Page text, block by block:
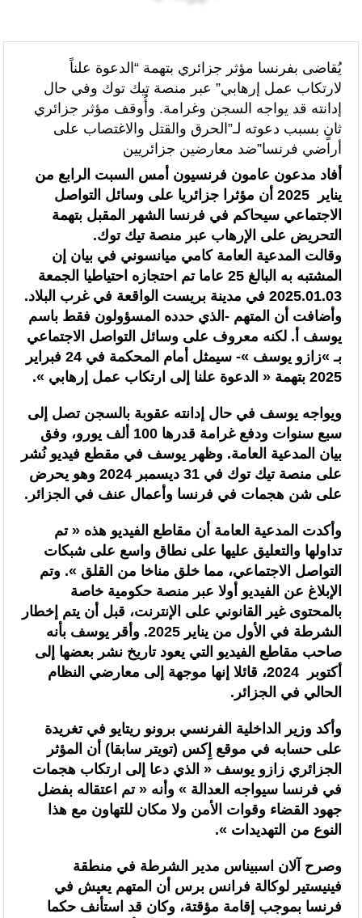
شمال إفريقيا والساحل وغرب إفريقيا (ANSCO) .(بيان صحفي )
قراءة سوسيولوجية :أزمة العبور الجماعي الأخيرة نحو سبتة تكشف عن موت
التاطير الحزبي وهيمنة الخوارزميات والصفحات الافتراضية
القوات المسلحة الملكية .. جاهزية عملياتية وتدخلات جوية منسقة لمكافحة
حرائق الغابات
تدبير ملف الهجرة “مسؤولية مشتركة” والمغرب “تحمل دوما نصيبه منها”
(مصدر حكومي)
برقية تهنئة إلى جلالة الملك من المدير العام لمنظمة “إيسيسكو” بمناسبة عيد
العرش المجيد
المنتخب المغربي للسيدات يتأهل إلى ربع النهائي عقب تعادله أمام نظيره
السنغالي (0-0)
يُقاضى بفرنسا مؤثر جزائري بتهمة “الدعوة علناً
لارتكاب عمل إرهابي” عبر منصة تيك توك وفي حال
إدانته قد يواجه السجن وغرامة. وأُوقف مؤثر جزائري
ثانٍ بسبب دعوته لـ”الحرق والقتل والاغتصاب على
أراضي فرنسا”ضد معارضين جزائريين
أفاد مدعون عامون فرنسيون أمس السبت الرابع من
يناير 2025 أن مؤثرا جزائريا على وسائل التواصل
الاجتماعي سيحاكم في فرنسا الشهر المقبل بتهمة
التحريض على الإرهاب عبر منصة تيك توك.
وقالت المدعية العامة كامي ميانسوني في بيان إن
المشتبه به البالغ 25 عاما تم احتجازه احتياطيا الجمعة
2025.01.03 في مدينة بريست الواقعة في غرب البلاد.
وأضافت أن المتهم -الذي حدده المسؤولون فقط باسم
يوسف أ. لكنه معروف على وسائل التواصل الاجتماعي
بـ »زازو يوسف »- سيمثل أمام المحكمة في 24 فبراير
2025 بتهمة « الدعوة علنا إلى ارتكاب عمل إرهابي ».
ويواجه يوسف في حال إدانته عقوبة بالسجن تصل إلى
سبع سنوات ودفع غرامة قدرها 100 ألف يورو، وفق
بيان المدعية العامة. وظهر يوسف في مقطع فيديو نُشر
على منصة تيك توك في 31 ديسمبر 2024 وهو يحرض
على شن هجمات في فرنسا وأعمال عنف في الجزائر.
وأكدت المدعية العامة أن مقاطع الفيديو هذه « تم
تداولها والتعليق عليها على نطاق واسع على شبكات
التواصل الاجتماعي، مما خلق مناخا من القلق ». وتم
الإبلاغ عن الفيديو أولا عبر منصة حكومية خاصة
بالمحتوى غير القانوني على الإنترنت، قبل أن يتم إخطار
الشرطة في الأول من يناير 2025. وأقر يوسف بأنه
صاحب مقاطع الفيديو التي يعود تاريخ نشر بعضها إلى
أكتوبر 2024، قائلا إنها موجهة إلى معارضي النظام
الحالي في الجزائر.
وأكد وزير الداخلية الفرنسي برونو ريتايو في تغريدة
على حسابه في موقع إِكس (تويتر سابقا) أن المؤثر
الجزائري زازو يوسف « الذي دعا إلى ارتكاب هجمات
في فرنسا سيواجه العدالة » وأنه « تم اعتقاله بفضل
جهود القضاء وقوات الأمن ولا مكان للتهاون مع هذا
النوع من التهديدات ».
وصرح آلان اسبيناس مدير الشرطة في منطقة
فينيستير لوكالة فرانس برس أن المتهم يعيش في
فرنسا بموجب إقامة مؤقتة، وكان قد استأنف حكما